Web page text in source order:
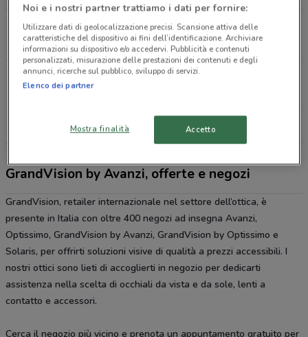
Corso Giulio Cesare, 101/A Torino
3 km
CHIUSO
Corso Francia, 387 Bis C Torino
5.2 km
CHIUSO
Tutti i negozi GrandVision by Avanzi
GrandVision by Avanzi, offerte e negozi
GrandVision, retailer internazionale nel settore dell’ottica, è
presente in Italia con oltre 400 negozi ad insegna Avanzi,
Optissimo, GrandVision by Avanzi, GrandVision by Optissimo e
Solaris, per offrirti soluzioni visive di qualità a prezzi accessibili. I
nostri ottici sono lieti di accoglierti in negozio per dedicarti
assistenza nella scelta di occhiali da vista e da sole, lenti a
contatto e accessori.
Cerca il negozio più vicino e prenota un appuntamento gratuito per
Noi e i nostri partner trattiamo i dati per fornire:
Utilizzare dati di geolocalizzazione precisi. Scansione attiva delle
caratteristiche del dispositivo ai fini dell’identificazione. Archiviare
informazioni su dispositivo e/o accedervi. Pubblicità e contenuti
personalizzati, misurazione delle prestazioni dei contenuti e degli
annunci, ricerche sul pubblico, sviluppo di servizi.
Elenco dei partner
Mostra finalità Accetto